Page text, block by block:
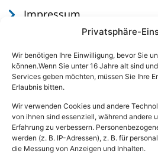
Privatsphäre-
Wir benötigen Ihre Einwilligung, bevor Sie
können.Wenn Sie unter 16 Jahre alt sind
Services geben möchten, müssen Sie Ihre
Erlaubnis bitten.
Wir verwenden Cookies und andere
von ihnen sind essenziell, während andere
Erfahrung zu verbessern.
werden (z. B. IP-Adressen), z. B. für
die Messung von Anzeigen und Inhalten.
Impressum
Datenschutz
Tel.: (02651) - 77438